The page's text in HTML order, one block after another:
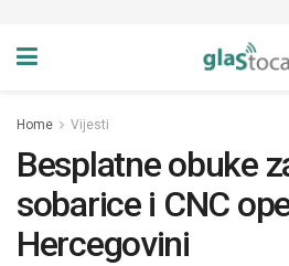
Home Vijesti
Besplatne obuke
sobarice i CNC
Hercegovini